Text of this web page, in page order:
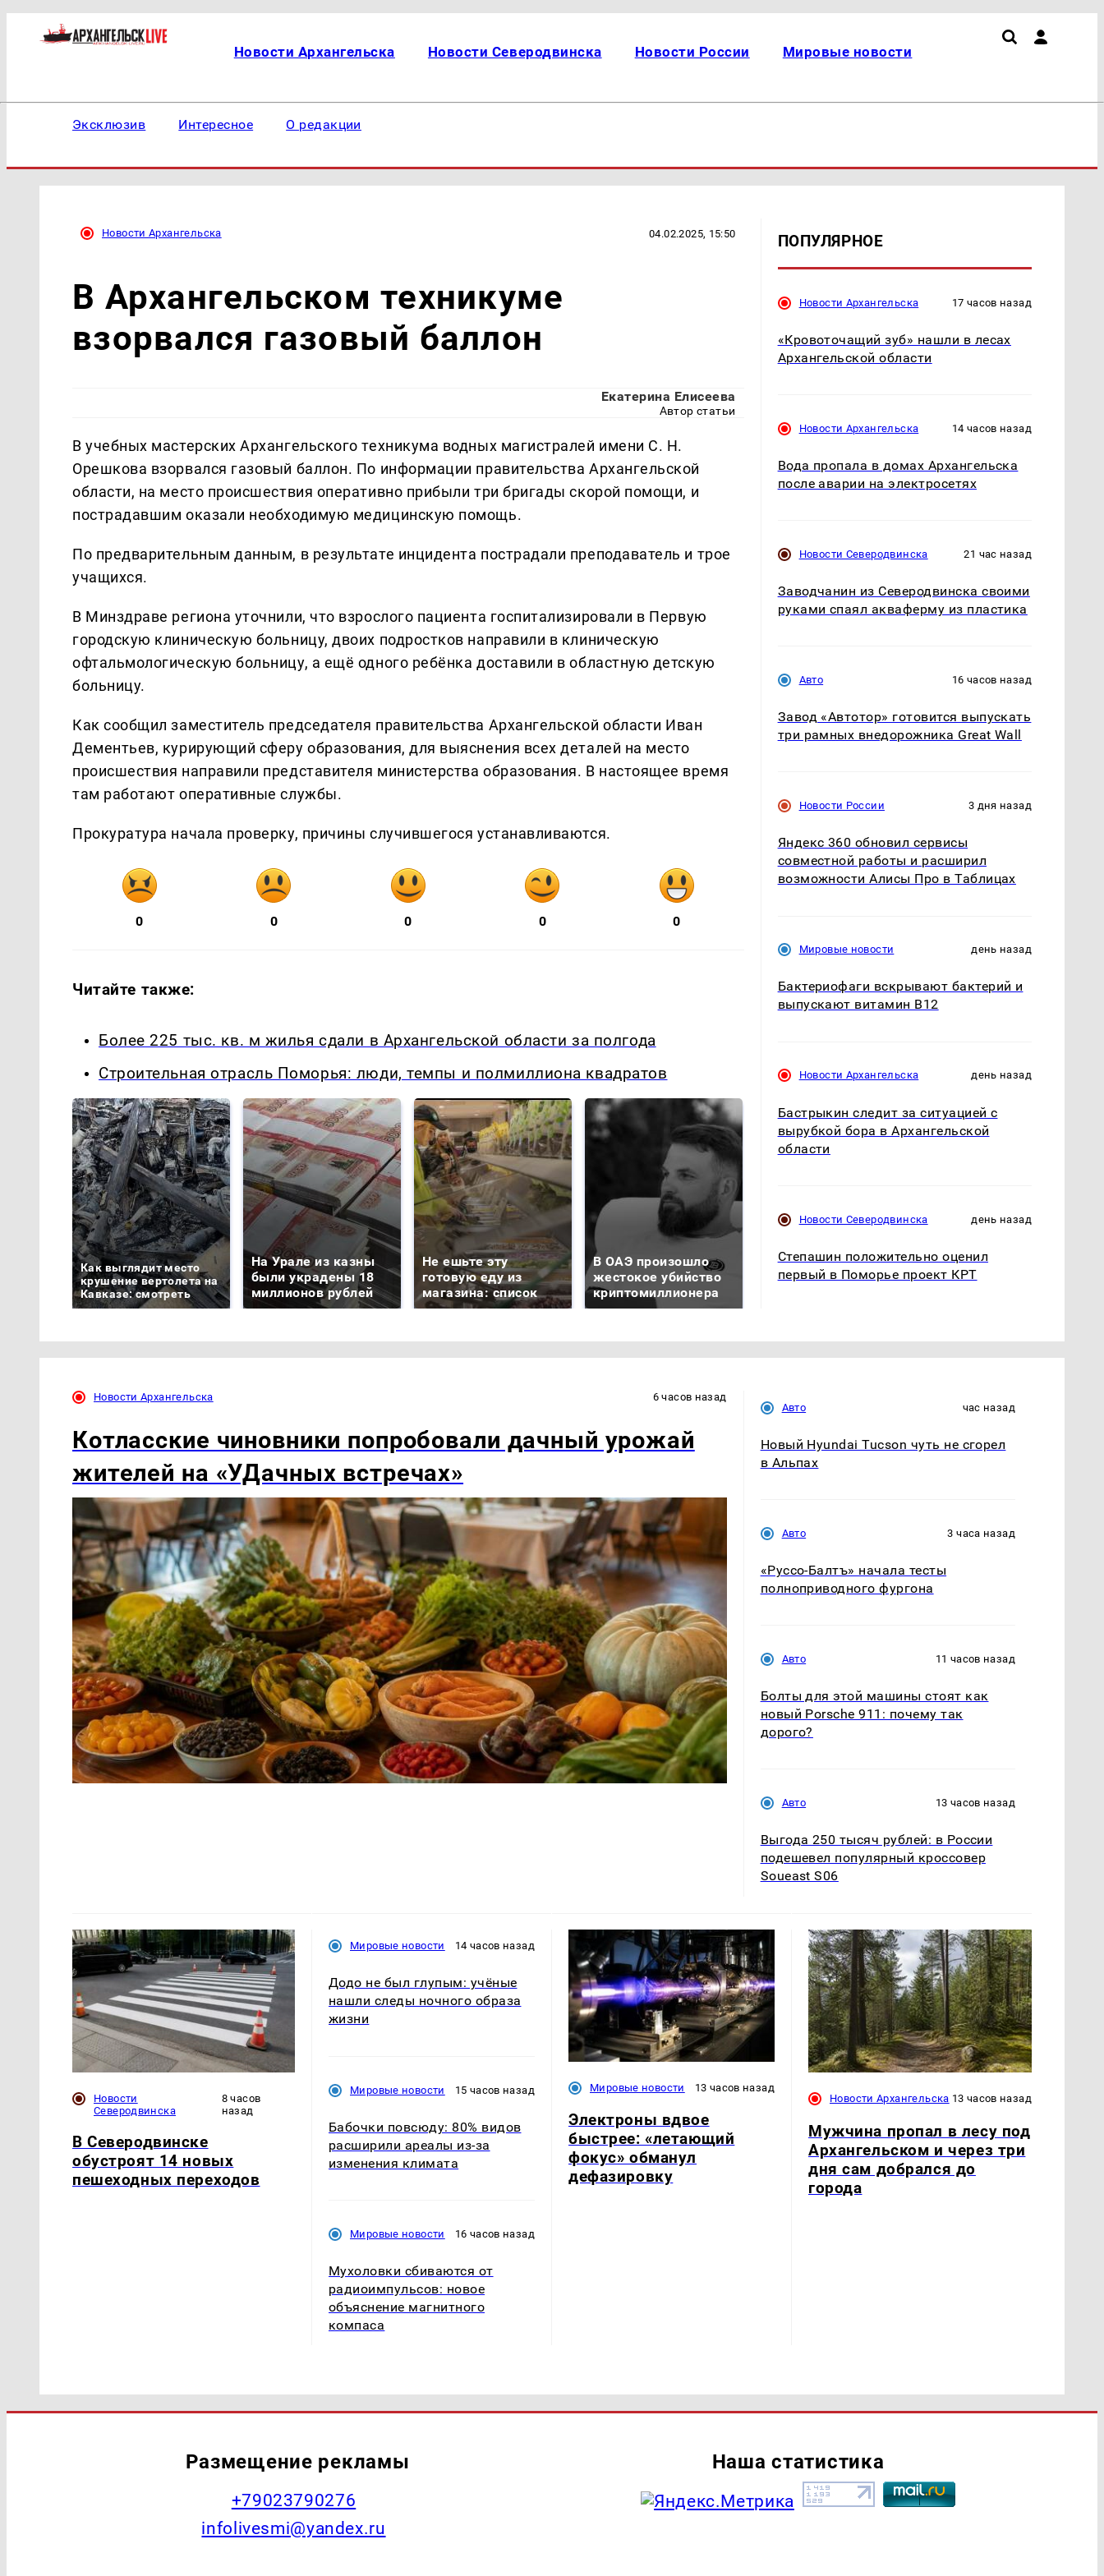
Новости Архангельска Новости Северодвинска Новости России Мировые новости
Эксклюзив Интересное О редакции
Новости Архангельска 04.02.2025, 15:50
В Архангельском техникуме
взорвался газовый баллон
Екатерина Елисеева
Автор статьи
В учебных мастерских Архангельского техникума водных магистралей имени С. Н.
Орешкова взорвался газовый баллон. По информации правительства Архангельской
области, на место происшествия оперативно прибыли три бригады скорой помощи, и
пострадавшим оказали необходимую медицинскую помощь.
По предварительным данным, в результате инцидента пострадали преподаватель и трое
учащихся.
В Минздраве региона уточнили, что взрослого пациента госпитализировали в Первую
городскую клиническую больницу, двоих подростков направили в клиническую
офтальмологическую больницу, а ещё одного ребёнка доставили в областную детскую
больницу.
Как сообщил заместитель председателя правительства Архангельской области Иван
Дементьев, курирующий сферу образования, для выяснения всех деталей на место
происшествия направили представителя министерства образования. В настоящее время
там работают оперативные службы.
Прокуратура начала проверку, причины случившегося устанавливаются.
0 0 0 0 0
Читайте также:
Более 225 тыс. кв. м жилья сдали в Архангельской области за полгода
Строительная отрасль Поморья: люди, темпы и полмиллиона квадратов
Как выглядит место
крушение вертолета на
Кавказе: смотреть
На Урале из казны
были украдены 18
миллионов рублей
Не ешьте эту
готовую еду из
магазина: список
В ОАЭ произошло
жестокое убийство
криптомиллионера
Все новости по
падению вертолета на
Таких событий не
было с 1945: чего
ПОПУЛЯРНОЕ
Новости Архангельска 17 часов назад
«Кровоточащий зуб» нашли в лесах
Архангельской области
Новости Архангельска 14 часов назад
Вода пропала в домах Архангельска
после аварии на электросетях
Новости Северодвинска 21 час назад
Заводчанин из Северодвинска своими
руками спаял акваферму из пластика
Авто 16 часов назад
Завод «Автотор» готовится выпускать
три рамных внедорожника Great Wall
Новости России 3 дня назад
Яндекс 360 обновил сервисы
совместной работы и расширил
возможности Алисы Про в Таблицах
Мировые новости день назад
Бактериофаги вскрывают бактерий и
выпускают витамин B12
Новости Архангельска день назад
Бастрыкин следит за ситуацией с
вырубкой бора в Архангельской
области
Новости Северодвинска день назад
Степашин положительно оценил
первый в Поморье проект КРТ
Новости Архангельска 6 часов назад
Котласские чиновники попробовали дачный урожай
жителей на «УДачных встречах»
Авто час назад
Новый Hyundai Tucson чуть не сгорел
в Альпах
Авто 3 часа назад
«Руссо-Балтъ» начала тесты
полноприводного фургона
Авто 11 часов назад
Болты для этой машины стоят как
новый Porsche 911: почему так
дорого?
Авто 13 часов назад
Выгода 250 тысяч рублей: в России
подешевел популярный кроссовер
Soueast S06
Новости
Северодвинска
8 часов
назад
В Северодвинске
обустроят 14 новых
пешеходных переходов
Мировые новости 14 часов назад
Додо не был глупым: учёные
нашли следы ночного образа
жизни
Мировые новости 15 часов назад
Бабочки повсюду: 80% видов
расширили ареалы из-за
изменения климата
Мировые новости 16 часов назад
Мухоловки сбиваются от
радиоимпульсов: новое
объяснение магнитного
компаса
Мировые новости 13 часов назад
Электроны вдвое
быстрее: «летающий
фокус» обманул
дефазировку
Новости Архангельска 13 часов назад
Мужчина пропал в лесу под
Архангельском и через три
дня сам добрался до
города
Размещение рекламы
+79023790276
infolivesmi@yandex.ru
Наша статистика